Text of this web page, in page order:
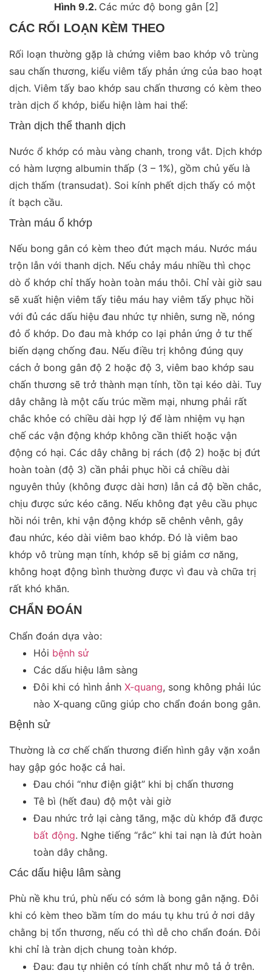
Hình 9.2. Các mức độ bong gân [2]
CÁC RỐI LOẠN KÈM THEO
Rối loạn thường gặp là chứng viêm bao khớp vô trùng
sau chấn thương, kiểu viêm tấy phản ứng của bao hoạt
dịch. Viêm tấy bao khớp sau chấn thương có kèm theo
tràn dịch ổ khớp, biểu hiện làm hai thể:
Tràn dịch thể thanh dịch
Nước ổ khớp có màu vàng chanh, trong vắt. Dịch khớp
có hàm lượng albumin thấp (3 – 1%), gồm chủ yếu là
dịch thấm (transudat). Soi kính phết dịch thấy có một
ít bạch cầu.
Tràn máu ổ khớp
Nếu bong gân có kèm theo đứt mạch máu. Nước máu
trộn lẫn với thanh dịch. Nếu chảy máu nhiều thì chọc
dò ổ khớp chỉ thấy hoàn toàn máu thôi. Chỉ vài giờ sau
sẽ xuất hiện viêm tấy tiêu máu hay viêm tấy phục hồi
với đủ các dấu hiệu đau nhức tự nhiên, sưng nề, nóng
đỏ ổ khớp. Do đau mà khớp co lại phản ứng ở tư thế
biến dạng chống đau. Nếu điều trị không đúng quy
cách ở bong gân độ 2 hoặc độ 3, viêm bao khớp sau
chấn thương sẽ trở thành mạn tính, tồn tại kéo dài. Tuy
dây chằng là một cấu trúc mềm mại, nhưng phải rất
chắc khỏe có chiều dài hợp lý để làm nhiệm vụ hạn
chế các vận động khớp không cần thiết hoặc vận
động có hại. Các dây chằng bị rách (độ 2) hoặc bị đứt
hoàn toàn (độ 3) cần phải phục hồi cả chiều dài
nguyên thủy (không được dài hơn) lẫn cả độ bền chắc,
chịu được sức kéo căng. Nếu không đạt yêu cầu phục
hồi nói trên, khi vận động khớp sẽ chênh vênh, gây
đau nhức, kéo dài viêm bao khớp. Đó là viêm bao
khớp vô trùng mạn tính, khớp sẽ bị giảm cơ năng,
không hoạt động bình thường được vì đau và chữa trị
rất khó khăn.
CHẨN ĐOÁN
Chẩn đoán dựa vào:
Hỏi bệnh sử
Các dấu hiệu lâm sàng
Đôi khi có hình ảnh X-quang, song không phải lúc
nào X-quang cũng giúp cho chẩn đoán bong gân.
Bệnh sử
Thường là cơ chế chấn thương điển hình gây vặn xoắn
hay gập góc hoặc cả hai.
Đau chói “như điện giật” khi bị chấn thương
Tê bì (hết đau) độ một vài giờ
Đau nhức trở lại càng tăng, mặc dù khớp đã được
bất động. Nghe tiếng “rắc” khi tai nạn là đứt hoàn
toàn dây chằng.
Các dấu hiệu lâm sàng
Phù nề khu trú, phù nếu có sớm là bong gân nặng. Đôi
khi có kèm theo bầm tím do máu tụ khu trú ở nơi dây
chằng bị tổn thương, nếu có thì dễ cho chẩn đoán. Đôi
khi chỉ là tràn dịch chung toàn khớp.
Đau: đau tự nhiên có tính chất như mô tả ở trên.